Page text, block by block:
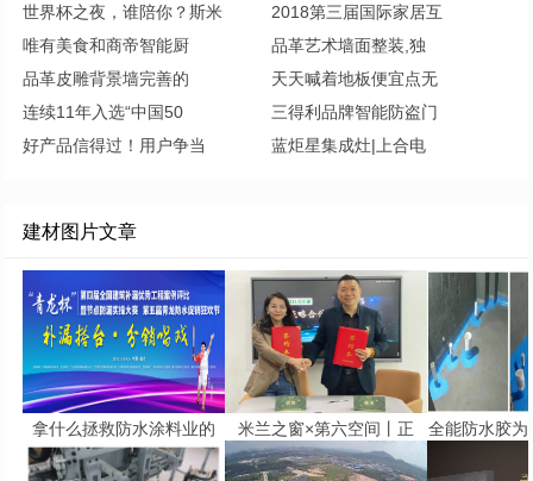
世界杯之夜，谁陪你？斯米
2018第三届国际家居互
唯有美食和商帝智能厨
品革艺术墙面整装,独
品革皮雕背景墙完善的
天天喊着地板便宜点无
连续11年入选“中国50
三得利品牌智能防盗门
好产品信得过！用户争当
蓝炬星集成灶|上合电
建材图片文章
拿什么拯救防水涂料业的 米兰之窗×第六空间丨正 全能防水胶